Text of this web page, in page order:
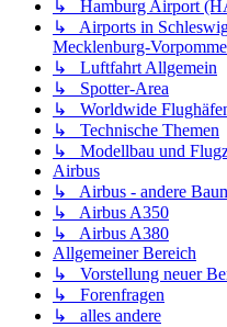
↳ Hamburg Airport
↳ Airports in
Mecklenburg-
↳ Luftfahrt Allgemein
↳ Spotter-Area
↳ Worldwide
↳ Technische Themen
↳ Modellbau und
Airbus
↳ Airbus - andere
↳ Airbus A350
↳ Airbus A380
Allgemeiner Bereich
↳ Vorstellung neuer
↳ Forenfragen
↳ alles andere